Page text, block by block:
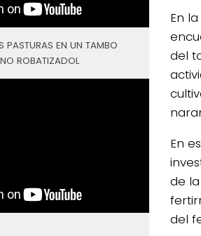
En
del
En
de
del
PASTURAS EN UN TAMBO
ROBATIZADOL